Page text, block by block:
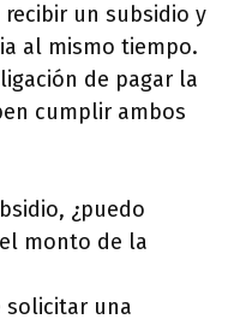
recibir un subsidio y
al mismo tiempo.
de pagar la
cumplir ambos
¿puedo
monto de la
solicitar una